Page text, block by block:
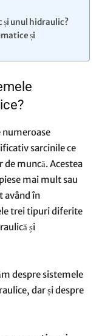
unul hidraulic?
și
numeroase
sarcinile ce
muncă. Acestea
mai mult sau
având în
trei tipuri diferite
și
despre sistemele
dar și despre